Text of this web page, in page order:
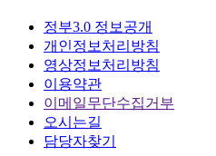
정부3.0 정보공개
개인정보처리방침
영상정보처리방침
이용약관
이메일무단수집거부
오시는길
담당자찾기